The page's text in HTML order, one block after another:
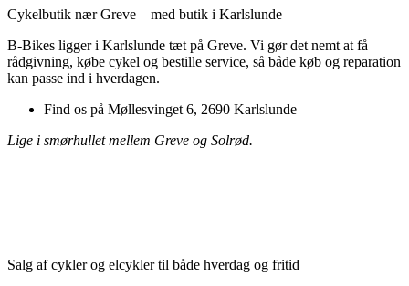
Cykelbutik nær Greve – med butik i Karlslunde
B-Bikes ligger i Karlslunde tæt på Greve. Vi gør det nemt at få
rådgivning, købe cykel og bestille service, så både køb og reparation
kan passe ind i hverdagen.
Find os på Møllesvinget 6, 2690 Karlslunde
Lige i smørhullet mellem Greve og Solrød.
Salg af cykler og elcykler til både hverdag og fritid